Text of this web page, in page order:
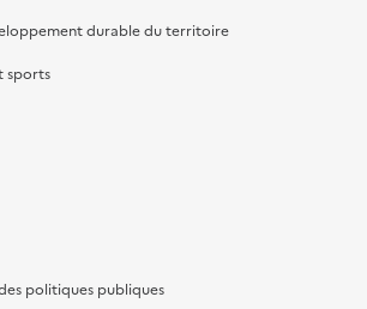
durable du territoire
sports
politiques publiques